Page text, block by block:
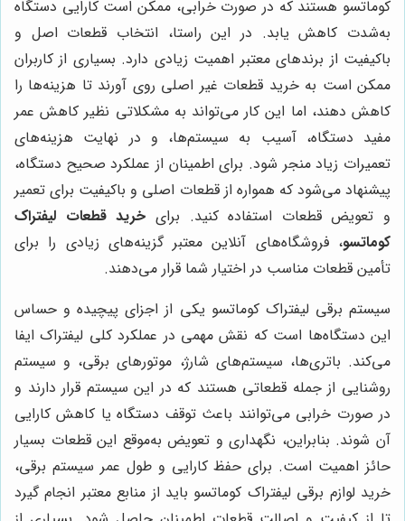
کوماتسو هستند که در صورت خرابی، ممکن است کارایی دستگاه
به‌شدت کاهش یابد. در این راستا، انتخاب قطعات اصل و
باکیفیت از برندهای معتبر اهمیت زیادی دارد. بسیاری از کاربران
ممکن است به خرید قطعات غیر اصلی روی آورند تا هزینه‌ها را
کاهش دهند، اما این کار می‌تواند به مشکلاتی نظیر کاهش عمر
مفید دستگاه، آسیب به سیستم‌ها، و در نهایت هزینه‌های
تعمیرات زیاد منجر شود. برای اطمینان از عملکرد صحیح دستگاه،
پیشنهاد می‌شود که همواره از قطعات اصلی و باکیفیت برای تعمیر
و تعویض قطعات استفاده کنید. برای خرید قطعات لیفتراک
کوماتسو، فروشگاه‌های آنلاین معتبر گزینه‌های زیادی را برای
تأمین قطعات مناسب در اختیار شما قرار می‌دهند.
سیستم برقی لیفتراک کوماتسو یکی از اجزای پیچیده و حساس
این دستگاه‌ها است که نقش مهمی در عملکرد کلی لیفتراک ایفا
می‌کند. باتری‌ها، سیستم‌های شارژ، موتورهای برقی، و سیستم
روشنایی از جمله قطعاتی هستند که در این سیستم قرار دارند و
در صورت خرابی می‌توانند باعث توقف دستگاه یا کاهش کارایی
آن شوند. بنابراین، نگهداری و تعویض به‌موقع این قطعات بسیار
حائز اهمیت است. برای حفظ کارایی و طول عمر سیستم برقی،
خرید لوازم برقی لیفتراک کوماتسو باید از منابع معتبر انجام گیرد